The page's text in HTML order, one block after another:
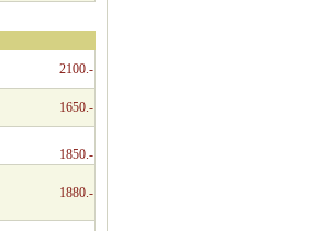
2100.-
1650.-
1850.-
1880.-